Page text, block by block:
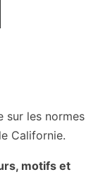
sur les normes
Californie.
motifs et